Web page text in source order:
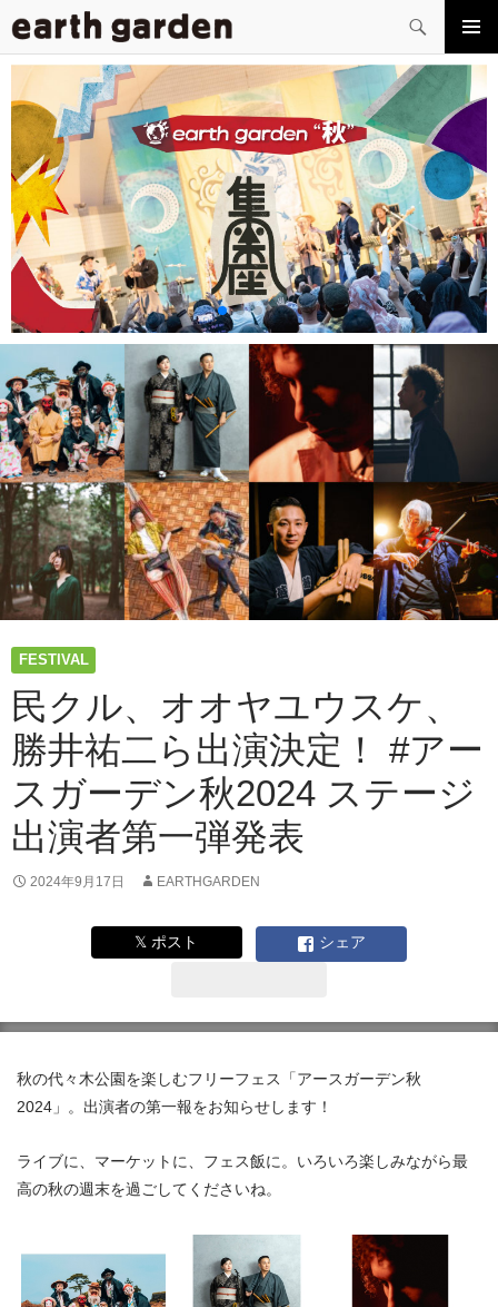
索
メイン
メニュ
ー
コ
ン
ン
ツ
へ
ス
キ
ッ
プ
FESTIVAL
民クル、オオヤユウスケ、
勝井祐二ら出演決定！ #アー
スガーデン秋2024 ステージ
出演者第一弾発表
2024年9月17日 EARTHGARDEN
𝕏 ポスト シェア
秋の代々木公園を楽しむフリーフェス「アースガーデン秋
2024」。出演者の第一報をお知らせします！
ライブに、マーケットに、フェス飯に。いろいろ楽しみながら最
高の秋の週末を過ごしてくださいね。